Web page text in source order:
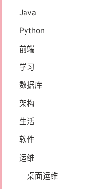
Java
Python
前端
学习
数据库
架构
生活
软件
运维
桌面运维